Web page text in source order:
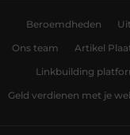
Beroemdheden
Ons team Artikel
Linkbuilding
Geld verdienen met je